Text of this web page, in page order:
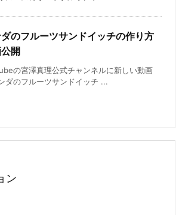
のフルーツサンドイッチの作り方
開
の宮澤真理公式チャンネルに新しい動画
ダのフルーツサンドイッチ ...
ン